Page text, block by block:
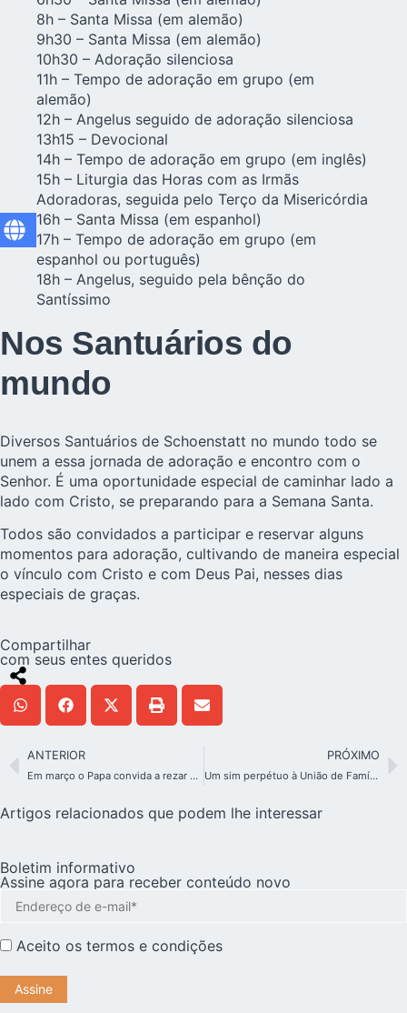
8h – Santa Missa (em alemão)
9h30 – Santa Missa (em alemão)
10h30 – Adoração silenciosa
11h – Tempo de adoração em grupo (em
alemão)
12h – Angelus seguido de adoração silenciosa
13h15 – Devocional
14h – Tempo de adoração em grupo (em inglês)
15h – Liturgia das Horas com as Irmãs
Adoradoras, seguida pelo Terço da Misericórdia
16h – Santa Missa (em espanhol)
17h – Tempo de adoração em grupo (em
espanhol ou português)
18h – Angelus, seguido pela bênção do
Santíssimo
Nos Santuários do
mundo
Diversos Santuários de Schoenstatt no mundo todo se
unem a essa jornada de adoração e encontro com o
Senhor. É uma oportunidade especial de caminhar lado a
lado com Cristo, se preparando para a Semana Santa.
Todos são convidados a participar e reservar alguns
momentos para adoração, cultivando de maneira especial
o vínculo com Cristo e com Deus Pai, nesses dias
especiais de graças.
Compartilhar
com seus entes queridos
ANTERIOR
Em março o Papa convida a rezar pelos mártires de hoje
PRÓXIMO
Um sim perpétuo à União de Famílias nos EUA
Artigos relacionados que podem lhe interessar
Boletim informativo
Assine agora para receber conteúdo novo
Aceito os termos e condições